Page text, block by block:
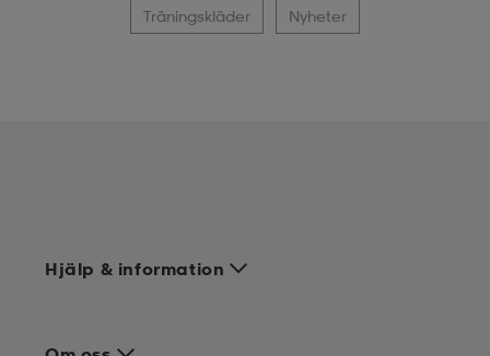
Träningskläder Nyheter
Hjälp & information